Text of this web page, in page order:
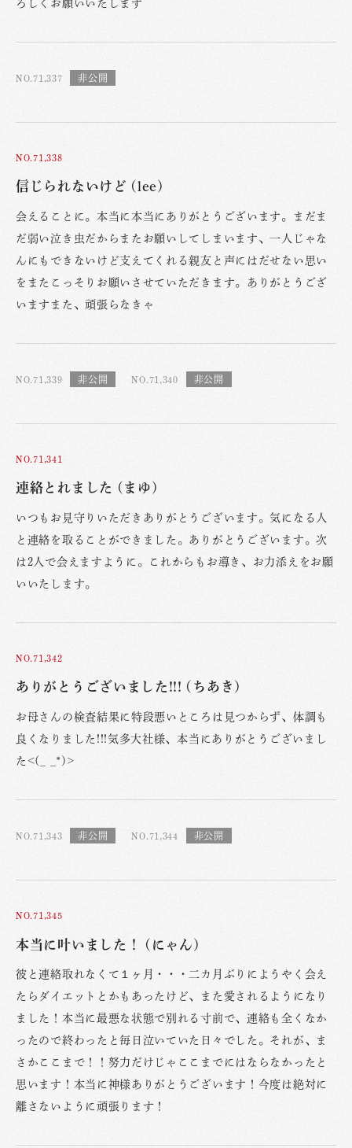
ろしくお願いいたします
NO.71,337
NO.71,338
信じられないけど (lee)
会えることに。本当に本当にありがとうございます。まだま
だ弱い泣き虫だからまたお願いしてしまいます、一人じゃな
んにもできないけど支えてくれる親友と声にはだせない思い
をまたこっそりお願いさせていただきます。ありがとうござ
いますまた、頑張らなきゃ
NO.71,339 NO.71,340
NO.71,341
連絡とれました (まゆ)
いつもお見守りいただきありがとうございます。気になる人
と連絡を取ることができました。ありがとうございます。次
は2人で会えますように。これからもお導き、お力添えをお願
いいたします。
NO.71,342
ありがとうございました!!! (ちあき)
お母さんの検査結果に特段悪いところは見つからず、体調も
良くなりました!!!気多大社様、本当にありがとうございまし
た<(_ _*)>
NO.71,343 NO.71,344
NO.71,345
本当に叶いました！ (にゃん)
彼と連絡取れなくて１ヶ月・・・二カ月ぶりにようやく会え
たらダイエットとかもあったけど、また愛されるようになり
ました！本当に最悪な状態で別れる寸前で、連絡も全くなか
ったので終わったと毎日泣いていた日々でした。それが、ま
さかここまで！！努力だけじゃここまでにはならなかったと
思います！本当に神様ありがとうございます！今度は絶対に
離さないように頑張ります！